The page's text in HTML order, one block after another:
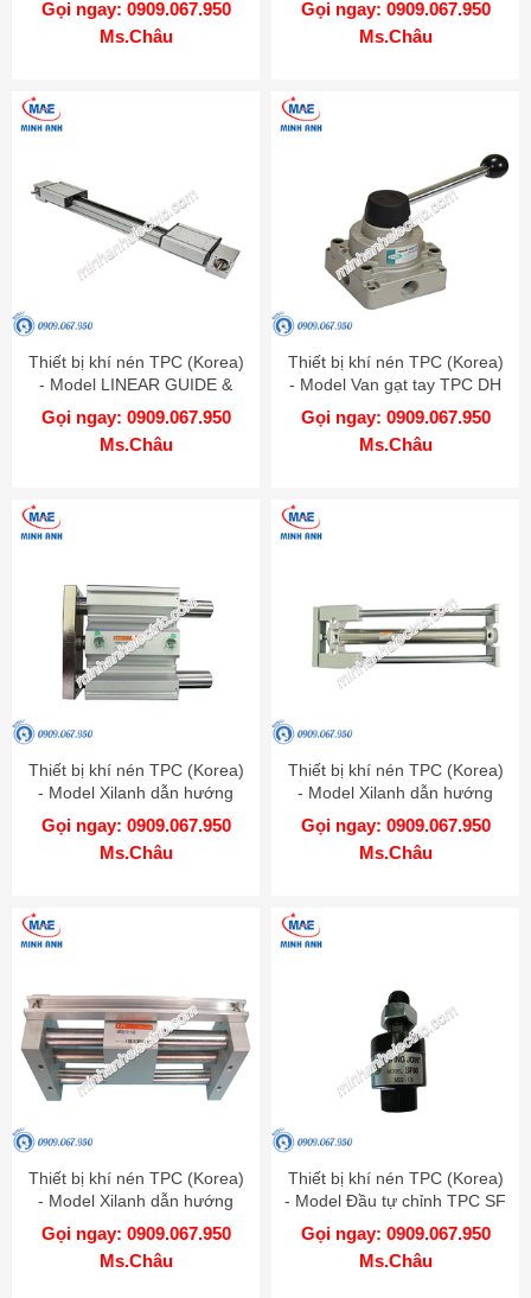
Gọi ngay: 0909.067.950
Ms.Châu
Gọi ngay: 0909.067.950
Ms.Châu
Thiết bị khí nén TPC (Korea)
- Model LINEAR GUIDE &
BELT MBB
Gọi ngay: 0909.067.950
Ms.Châu
Thiết bị khí nén TPC (Korea)
- Model Van gạt tay TPC DH
Gọi ngay: 0909.067.950
Ms.Châu
Thiết bị khí nén TPC (Korea)
- Model Xilanh dẫn hướng
AGM-AGL
Gọi ngay: 0909.067.950
Ms.Châu
Thiết bị khí nén TPC (Korea)
- Model Xilanh dẫn hướng
AGX-GX
Gọi ngay: 0909.067.950
Ms.Châu
Thiết bị khí nén TPC (Korea)
- Model Xilanh dẫn hướng
AMRGH
Gọi ngay: 0909.067.950
Ms.Châu
Thiết bị khí nén TPC (Korea)
- Model Đầu tự chỉnh TPC SF
Gọi ngay: 0909.067.950
Ms.Châu